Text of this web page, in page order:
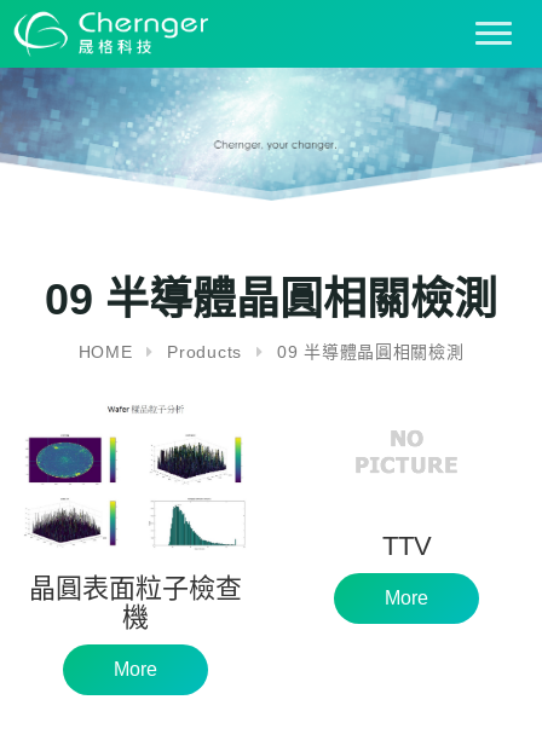
T
o
g
l
e
i
09 半導體晶圓相關檢測
HOME Products 09 半導體晶圓相關檢測
晶圓表面粒子檢查
機
More
TTV
More